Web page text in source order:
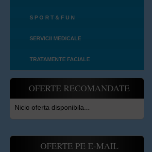
S P O R T & F U N
SERVICII MEDICALE
TRATAMENTE FACIALE
OFERTE RECOMANDATE
Nicio oferta disponibila...
OFERTE PE E-MAIL